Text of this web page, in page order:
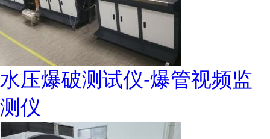
水压爆破测试仪-爆管视频监
测仪